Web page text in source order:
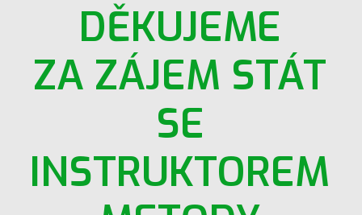
DĚKUJEME
ZA ZÁJEM STÁT
SE
INSTRUKTOREM